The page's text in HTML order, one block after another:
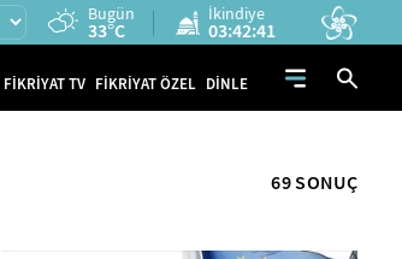
Bugün
33°C
İkindiye
03:42:40
FİKRİYAT TV FİKRİYAT ÖZEL DİNLE
69 SONUÇ